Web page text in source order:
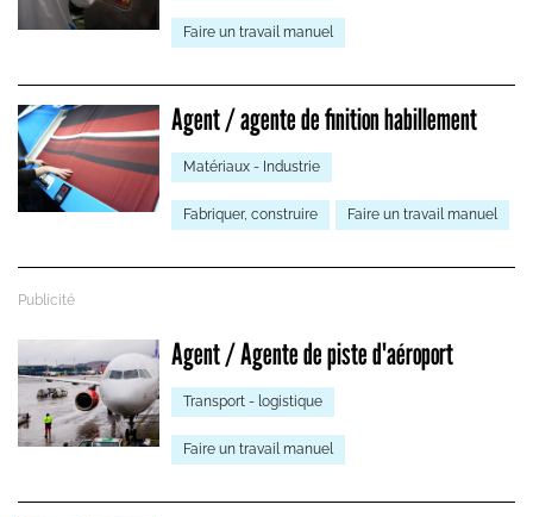
Faire un travail manuel
Agent / agente de finition habillement
Matériaux - Industrie
Fabriquer, construire Faire un travail manuel
Agent / Agente de piste d'aéroport
Transport - logistique
Faire un travail manuel